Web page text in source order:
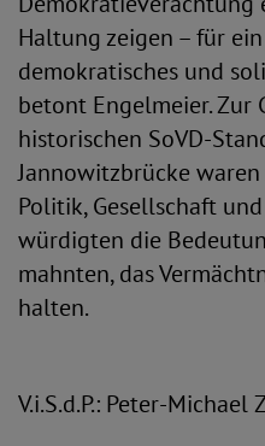
Haltung zeigen – für
demokratisches und
betont Engelmeier. Zur
historischen SoVD-
Jannowitzbrücke
Politik, Gesellschaft
würdigten die
mahnten, das
halten.
V.i.S.d.P.: Peter-Michael